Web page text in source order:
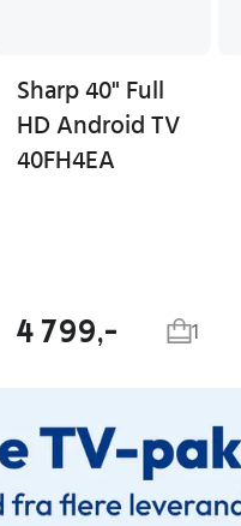
Sharp 40" Full
HD Android TV
40FH4EA
4 799,- 1